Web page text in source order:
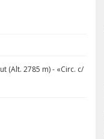
(Alt. 2785 m) - «Circ. c/